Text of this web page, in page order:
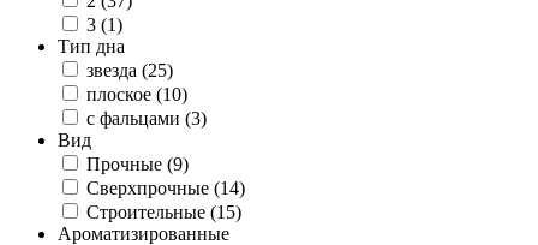
3 (1)
Тип дна
звезда (25)
плоское (10)
с фальцами (3)
Вид
Прочные (9)
Сверхпрочные (14)
Строительные (15)
Ароматизированные